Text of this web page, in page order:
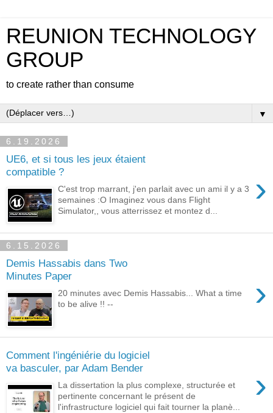
REUNION TECHNOLOGY
GROUP
to create rather than consume
▼
6.19.2026
UE6, et si tous les jeux étaient
compatible ?
›
C'est trop marrant, j'en parlait avec un ami il y a 3
semaines :O Imaginez vous dans Flight
Simulator,, vous atterrissez et montez d...
6.15.2026
Demis Hassabis dans Two
Minutes Paper
›
20 minutes avec Demis Hassabis... What a time
to be alive !! --
Comment l'ingéniérie du logiciel
va basculer, par Adam Bender
›
La dissertation la plus complexe, structurée et
pertinente concernant le présent de
l'infrastructure logiciel qui fait tourner la planè...